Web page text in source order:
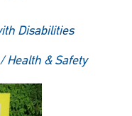
Disabilities
/Health & Safety